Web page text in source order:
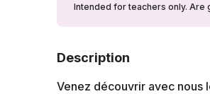
Intended for teachers only. Are
Description
Venez découvrir avec nous